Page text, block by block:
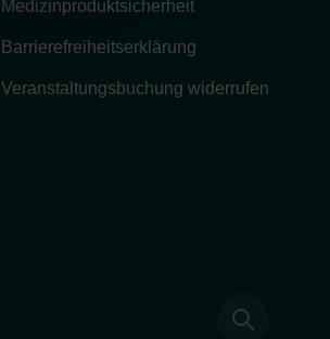
Medizinproduktsicherheit
Barrierefreiheitserklärung
Veranstaltungsbuchung widerrufen